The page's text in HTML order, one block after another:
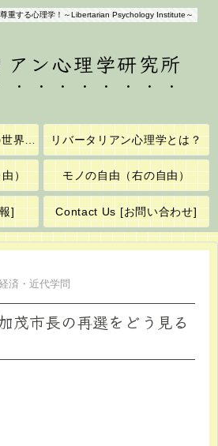
重する心理学！～Libertarian Psychology Institute～
アン心理学研究所
リバータリアン心理学の世界へようこそ！ リバータリアン心理学とは？
由） モノの自由（右の自由）
] Contact Us [お問い合わせ]
済・近代学問
茂市長の再選をどう見る